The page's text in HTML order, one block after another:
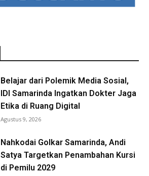
Belajar dari Polemik Media Sosial,
IDI Samarinda Ingatkan Dokter Jaga
Etika di Ruang Digital
Agustus 9, 2026
Nahkodai Golkar Samarinda, Andi
Satya Targetkan Penambahan Kursi
di Pemilu 2029